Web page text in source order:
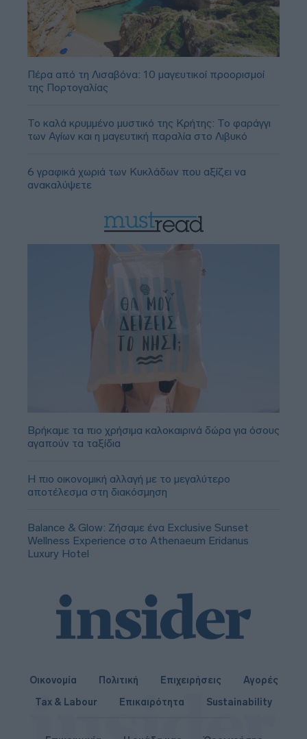
Πέρα από τη Λισαβόνα: 10 μαγευτικοί προορισμοί
της Πορτογαλίας
Το καλά κρυμμένο μυστικό της Κρήτης: Το φαράγγι
των Αγίων και η μαγευτική παραλία στο Λιβυκό
6 γραφικά χωριά των Κυκλάδων που αξίζει να
ανακαλύψετε
Βρήκαμε τα πιο χρήσιμα καλοκαιρινά δώρα για όσους
αγαπούν τα ταξίδια
Η πιο οικονομική αλλαγή με το μεγαλύτερο
αποτέλεσμα στη διακόσμηση
Balance & Glow: Ζήσαμε ένα Exclusive Sunset
Wellness Experience στο Athenaeum Eridanus
Luxury Hotel
Οικονομία Πολιτική Επιχειρήσεις
Αγορές
Tax & Labour
Επικαιρότητα Sustainability